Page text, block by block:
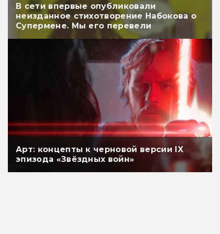
В сети впервые опубликовали
неизданное стихотворение Набокова о
Супермене. Мы его перевели
Арт: концепты к черновой версии IX
эпизода «Звёздных войн»